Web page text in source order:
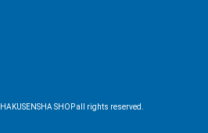
SHOP all rights reserved.